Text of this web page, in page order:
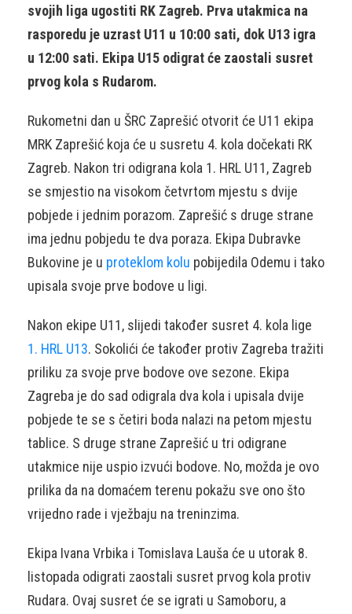
svojih liga ugostiti RK Zagreb. Prva utakmica na
rasporedu je uzrast U11 u 10:00 sati, dok U13 igra
u 12:00 sati. Ekipa U15 odigrat će zaostali susret
prvog kola s Rudarom.
Rukometni dan u ŠRC Zaprešić otvorit će U11 ekipa
MRK Zaprešić koja će u susretu 4. kola dočekati RK
Zagreb. Nakon tri odigrana kola 1. HRL U11, Zagreb
se smjestio na visokom četvrtom mjestu s dvije
pobjede i jednim porazom. Zaprešić s druge strane
ima jednu pobjedu te dva poraza. Ekipa Dubravke
Bukovine je u proteklom kolu pobijedila Odemu i tako
upisala svoje prve bodove u ligi.
Nakon ekipe U11, slijedi također susret 4. kola lige
1. HRL U13. Sokolići će također protiv Zagreba tražiti
priliku za svoje prve bodove ove sezone. Ekipa
Zagreba je do sad odigrala dva kola i upisala dvije
pobjede te se s četiri boda nalazi na petom mjestu
tablice. S druge strane Zaprešić u tri odigrane
utakmice nije uspio izvući bodove. No, možda je ovo
prilika da na domaćem terenu pokažu sve ono što
vrijedno rade i vježbaju na treninzima.
Ekipa Ivana Vrbika i Tomislava Lauša će u utorak 8.
listopada odigrati zaostali susret prvog kola protiv
Rudara. Ovaj susret će se igrati u Samoboru, a